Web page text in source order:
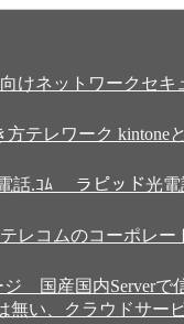
けネットワークセキ
方テレワーク kintone
話.ｺﾑ ラピッド光電
レコムのコーポレー
ジ 国産国内Serverで
無い、クラウドサー